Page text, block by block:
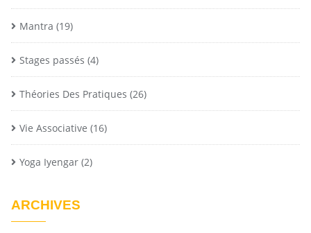
Mantra (19)
Stages passés (4)
Théories Des Pratiques (26)
Vie Associative (16)
Yoga Iyengar (2)
ARCHIVES